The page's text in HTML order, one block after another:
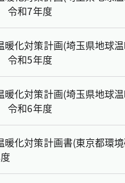
令和7年度
暖化対策計画(埼玉県地球
令和5年度
暖化対策計画(埼玉県地球
令和6年度
暖化対策計画書(東京都環